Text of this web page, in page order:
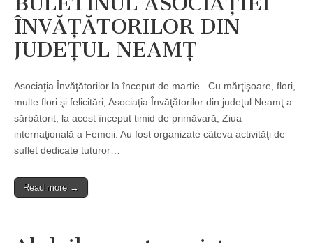
ÎNVĂŢĂTORILOR DIN
JUDEŢUL NEAMŢ
Asociaţia Învăţătorilor la început de martie Cu mărţişoare, flori,
multe flori şi felicitări, Asociaţia Învăţătorilor din judeţul Neamţ a
sărbătorit, la acest început timid de primăvară, Ziua
internaţională a Femeii. Au fost organizate câteva activităţi de
suflet dedicate tuturor…
Read more →